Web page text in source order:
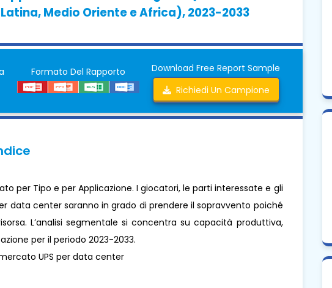
Medio Oriente e Africa), 2023-2033
Formato Del Rapporto
Download Free Report Sample
Richiedi Un Campione
per Tipo e per Applicazione. I giocatori, le parti interessate e gli
data center saranno in grado di prendere il sopravvento poiché
L’analisi segmentale si concentra su capacità produttiva,
per il periodo 2023-2033.
UPS per data center